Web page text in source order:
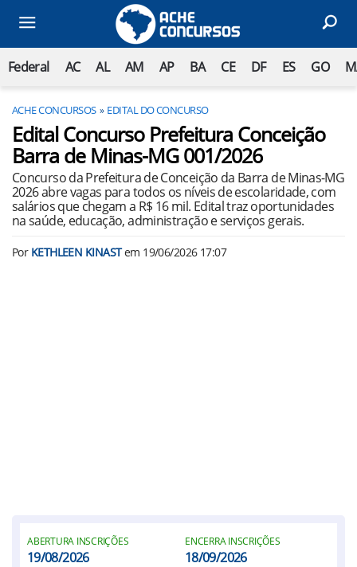
Federal AC AL AM AP BA CE DF ES GO
ACHE CONCURSOS EDITAL DO CONCURSO
Edital Concurso Prefeitura Conceição
Barra de Minas-MG 001/2026
Concurso da Prefeitura de Conceição da Barra de Minas-MG
2026 abre vagas para todos os níveis de escolaridade, com
salários que chegam a R$ 16 mil. Edital traz oportunidades
na saúde, educação, administração e serviços gerais.
Por KETHLEEN KINASTem 19/06/2026 17:07
ABERTURA INSCRIÇÕES
19/08/2026
ENCERRA INSCRIÇÕES
18/09/2026